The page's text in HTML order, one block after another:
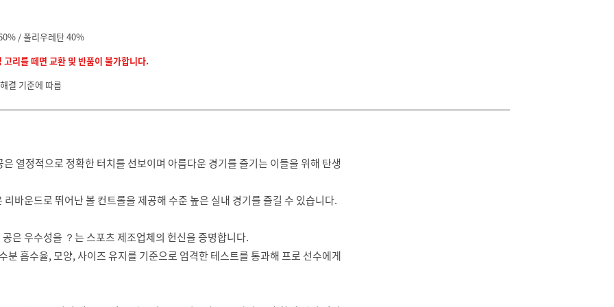
/ 폴리우레탄 40%
고리를 떼면 교환 및 반품이 불가합니다.
결 기준에 따름
열정적으로 정확한 터치를 선보이며 아름다운 경기를 즐기는 이들을 위해 탄생
바운드로 뛰어난 볼 컨트롤을 제공해 수준 높은 실내 경기를 즐길 수 있습니다.
은 우수성을 ？는 스포츠 제조업체의 헌신을 증명합니다.
흡수율, 모양, 사이즈 유지를 기준으로 엄격한 테스트를 통과해 프로 선수에게